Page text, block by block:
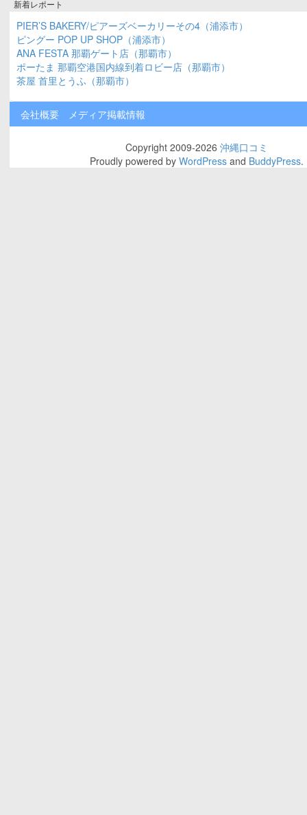
新着レポート
PIER’S BAKERY/ピアーズベーカリーその4（浦添市）
ピングー POP UP SHOP（浦添市）
ANA FESTA 那覇ゲート店（那覇市）
ポーたま 那覇空港国内線到着ロビー店（那覇市）
茶屋 首里とうふ（那覇市）
会社概要 メディア掲載情報
Copyright 2009-2026 沖縄口コミ
Proudly powered by WordPressand BuddyPress.